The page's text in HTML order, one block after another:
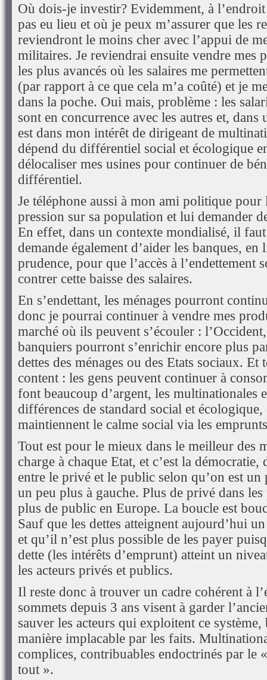
Où dois-je investir? Evidemment, à
pas eu lieu et où je peux m’assurer que les
reviendront le moins cher avec l’appui de
militaires. Je reviendrai ensuite vendre mes
les plus avancés où les salaires me
(par rapport à ce que cela m’a coûté) et je
dans la poche. Oui mais, problème : les
sont en concurrence avec les autres et,
est dans mon intérêt de dirigeant de
dépend du différentiel social et écologique
délocaliser mes usines pour continuer de
différentiel.
Je téléphone aussi à mon ami politique
pression sur sa population et lui demander
En effet, dans un contexte mondialisé, il
demande également d’aider les banques, en
prudence, pour que l’accès à l’endettement
contrer cette baisse des salaires.
En s’endettant, les ménages pourront
donc je pourrai continuer à vendre mes
marché où ils peuvent s’écouler :
banquiers pourront s’enrichir encore plus
dettes des ménages ou des Etats sociaux. Et
content : les gens peuvent continuer à
font beaucoup d’argent, les multinationales
différences de standard social et
maintiennent le calme social via les
Tout est pour le mieux dans le meilleur des
charge à chaque Etat, et c’est la démocratie,
entre le privé et le public selon qu’on est
un peu plus à gauche. Plus de privé dans
plus de public en Europe. La boucle est
Sauf que les dettes atteignent aujourd’hui
et qu’il n’est plus possible de les payer
dette (les intérêts d’emprunt) atteint un
les acteurs privés et publics.
Il reste donc à trouver un cadre cohérent à
sommets depuis 3 ans visent à garder
sauver les acteurs qui exploitent ce
manière implacable par les faits.
complices, contribuables endoctrinés par le
tout ».